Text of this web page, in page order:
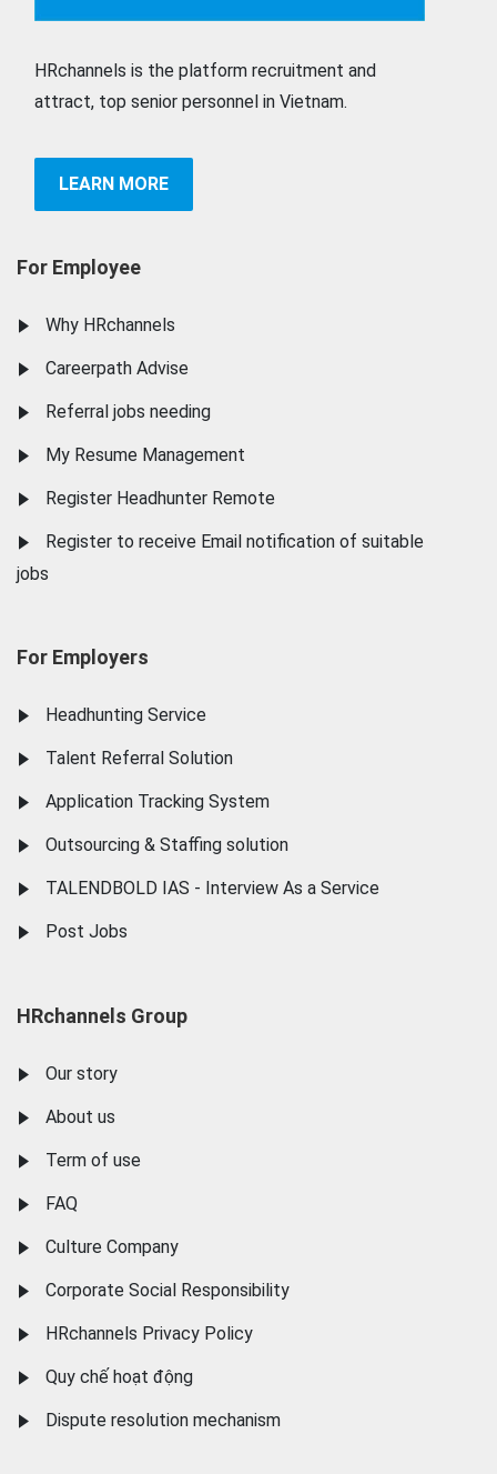
HRchannels is the platform recruitment and
attract, top senior personnel in Vietnam.
LEARN MORE
For Employee
Why HRchannels
Careerpath Advise
Referral jobs needing
My Resume Management
Register Headhunter Remote
Register to receive Email notification of suitable
jobs
For Employers
Headhunting Service
Talent Referral Solution
Application Tracking System
Outsourcing & Staffing solution
TALENDBOLD IAS - Interview As a Service
Post Jobs
HRchannels Group
Our story
About us
Term of use
FAQ
Culture Company
Corporate Social Responsibility
HRchannels Privacy Policy
Quy chế hoạt động
Dispute resolution mechanism